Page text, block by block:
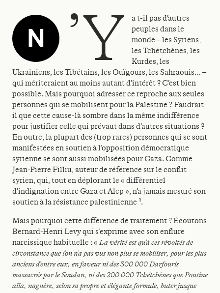
N ’y
a t-il pas d’autres
peuples dans le
monde – les Syriens,
les Tchétchènes, les
Kurdes, les
Ukrainiens, les Tibétains, les Ouïgours, les Sahraouis… –
qui mériteraient au moins autant d’intérêt ? C’est bien
possible. Mais pourquoi adresser ce reproche aux seules
personnes qui se mobilisent pour la Palestine ? Faudrait-
il que cette cause-là sombre dans la même indifférence
pour justifier celle qui prévaut dans d’autres situations ?
En outre, la plupart des (trop rares) personnes qui se sont
manifestées en soutien à l’opposition démocratique
syrienne se sont aussi mobilisées pour Gaza. Comme
Jean-Pierre Filliu, auteur de référence sur le conflit
syrien, qui, tout en déplorant le « différentiel
d’indignation entre Gaza et Alep », n’a jamais mesuré son
soutien à la résistance palestinienne 1.
Mais pourquoi cette différence de traitement ? Écoutons
Bernard-Henri Levy qui s’exprime avec son enflure
narcissique habituelle : «La vérité est qu’à ces révoltés de
circonstance que l’on n’a pas vus non plus se mobiliser, pour les plus
anciens d’entre eux, en faveur ni des 300 000 Darfouris
massacrés par le Soudan, ni des 200 000 Tchétchènes que Poutine
alla, naguère, selon sa propre et élégante formule, buter jusque